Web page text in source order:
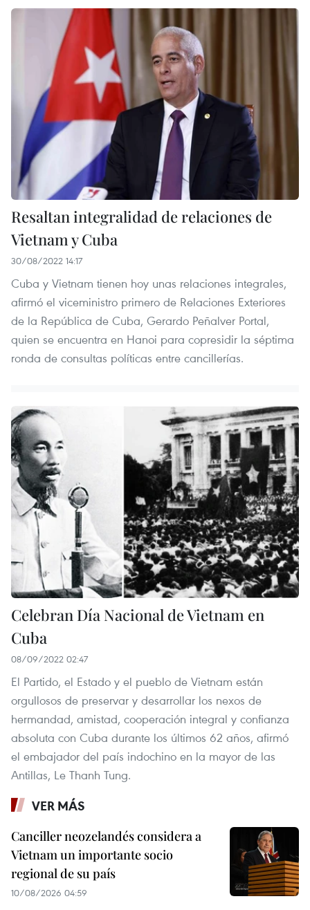
Resaltan integralidad de relaciones de
Vietnam y Cuba
30/08/2022 14:17
Cuba y Vietnam tienen hoy unas relaciones integrales,
afirmó el viceministro primero de Relaciones Exteriores
de la República de Cuba, Gerardo Peñalver Portal,
quien se encuentra en Hanoi para copresidir la séptima
ronda de consultas políticas entre cancillerías.
Celebran Día Nacional de Vietnam en
Cuba
08/09/2022 02:47
El Partido, el Estado y el pueblo de Vietnam están
orgullosos de preservar y desarrollar los nexos de
hermandad, amistad, cooperación integral y confianza
absoluta con Cuba durante los últimos 62 años, afirmó
el embajador del país indochino en la mayor de las
Antillas, Le Thanh Tung.
VER MÁS
Canciller neozelandés considera a
Vietnam un importante socio
regional de su país
10/08/2026 04:59